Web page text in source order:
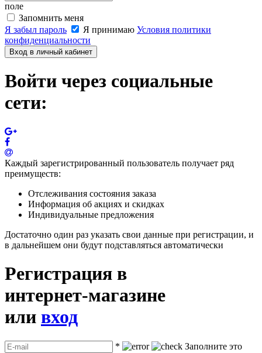
поле
Запомнить меня
Я забыл пароль
Я принимаю Условия политики
конфиденциальности
Вход в личный кабинет
Войти через социальные
сети:
Каждый зарегистрированный пользователь получает ряд
преимуществ:
Отслеживания состояния заказа
Информация об акциях и скидках
Индивидуальные предложения
Достаточно один раз указать свои данные при регистрации, и
в дальнейшем они будут подставляться автоматически
Регистрация в
интернет-магазине
или вход
*
Заполните это